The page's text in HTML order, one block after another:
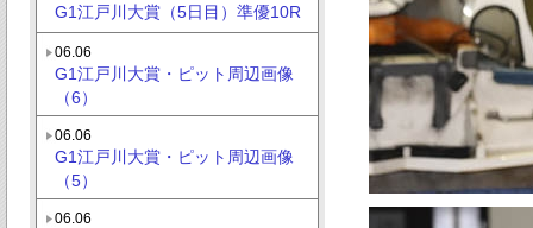
G1江戸川大賞（5日目）準優10R
06.06
G1江戸川大賞・ピット周辺画像
（6）
06.06
G1江戸川大賞・ピット周辺画像
（5）
06.06